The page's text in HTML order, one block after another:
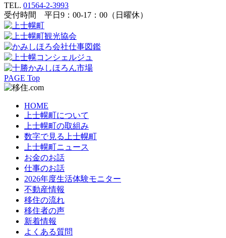
TEL. 01564-2-3993
受付時間 平日9：00-17：00（日曜休）
PAGE Top
HOME
上士幌町について
上士幌町の取組み
数字で見る上士幌町
上士幌町ニュース
お金のお話
仕事のお話
2026年度生活体験モニター
不動産情報
移住の流れ
移住者の声
新着情報
よくある質問